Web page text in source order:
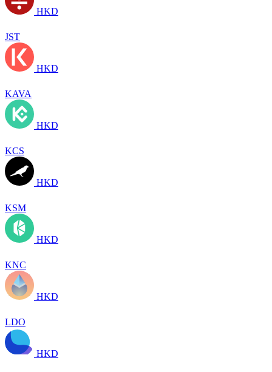
HKD
JST
HKD
KAVA
HKD
KCS
HKD
KSM
HKD
KNC
HKD
LDO
HKD